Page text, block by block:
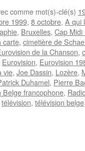
comme mot(s)-clé(s)
1999, 8 octobre, A qui
, Bruxelles, Cap Midi
carte, cimetière de
de la Chanson,
Eurovision, Eurovision
vie, Joe Dassin, Lozère,
Duhamel, Pierre
Belge francophone,
télévision, télévision belge